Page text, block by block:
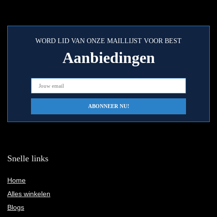
WORD LID VAN ONZE MAILLIJST VOOR BEST
Aanbiedingen
Snelle links
Home
Alles winkelen
Blogs